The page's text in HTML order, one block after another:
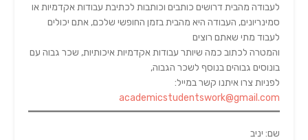
לעבודה מהבית דרושים כותבים וכותבות לכתיבת עבודות אקדמיות או
סמינריונים, העבודה היא מהבית בזמן החופשי שלכם, אתם יכולים
לעבוד מתי שאתם רוצים
והמטרה לכתוב כמה שיותר עבודות אקדמיות איכותיות, שכר גבוה עם
בונוסים גבוהים בנוסף לשכר הגבוה,
לפניות צרו איתנו קשר במייל:
academicstudentswork@gmail.com
שם: יניב